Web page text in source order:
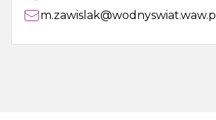
m.zawislak@wodnyswiat.waw.pl